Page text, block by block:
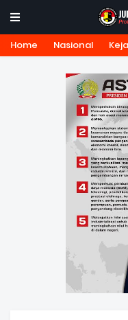
Home Nasional